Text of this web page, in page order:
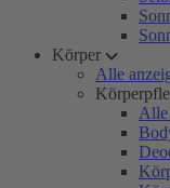
Körper
Alle
Alle